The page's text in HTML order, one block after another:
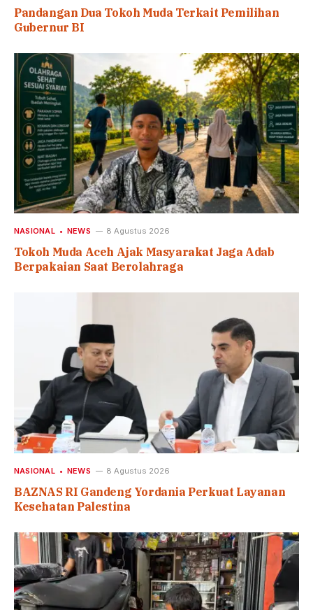
Pandangan Dua Tokoh Muda Terkait Pemilihan
Gubernur BI
NASIONAL NEWS 8 Agustus 2026
Tokoh Muda Aceh Ajak Masyarakat Jaga Adab
Berpakaian Saat Berolahraga
NASIONAL NEWS 8 Agustus 2026
BAZNAS RI Gandeng Yordania Perkuat Layanan
Kesehatan Palestina